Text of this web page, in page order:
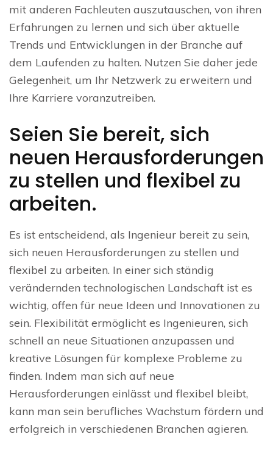
mit anderen Fachleuten auszutauschen, von ihren
Erfahrungen zu lernen und sich über aktuelle
Trends und Entwicklungen in der Branche auf
dem Laufenden zu halten. Nutzen Sie daher jede
Gelegenheit, um Ihr Netzwerk zu erweitern und
Ihre Karriere voranzutreiben.
Seien Sie bereit, sich
neuen Herausforderungen
zu stellen und flexibel zu
arbeiten.
Es ist entscheidend, als Ingenieur bereit zu sein,
sich neuen Herausforderungen zu stellen und
flexibel zu arbeiten. In einer sich ständig
verändernden technologischen Landschaft ist es
wichtig, offen für neue Ideen und Innovationen zu
sein. Flexibilität ermöglicht es Ingenieuren, sich
schnell an neue Situationen anzupassen und
kreative Lösungen für komplexe Probleme zu
finden. Indem man sich auf neue
Herausforderungen einlässt und flexibel bleibt,
kann man sein berufliches Wachstum fördern und
erfolgreich in verschiedenen Branchen agieren.